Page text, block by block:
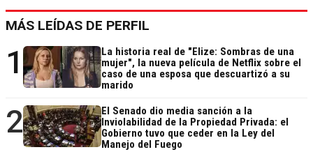
MÁS LEÍDAS DE PERFIL
1
La historia real de "Elize: Sombras de una
mujer", la nueva película de Netflix sobre el
caso de una esposa que descuartizó a su
marido
2
El Senado dio media sanción a la
Inviolabilidad de la Propiedad Privada: el
Gobierno tuvo que ceder en la Ley del
Manejo del Fuego